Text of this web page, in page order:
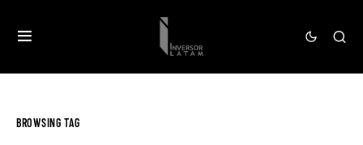
BROWSING TAG